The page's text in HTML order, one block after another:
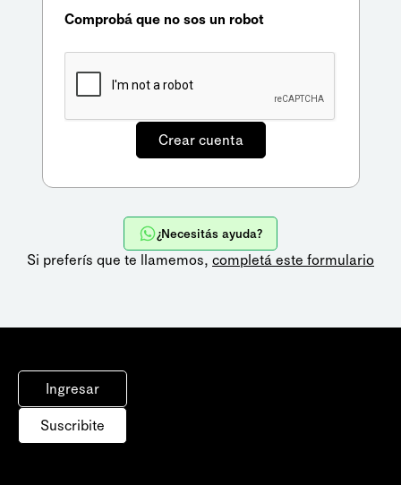
Comprobá que no sos un robot
¿Necesitás ayuda?
Si preferís que te llamemos, completá este formulario
Ingresar
Suscribite